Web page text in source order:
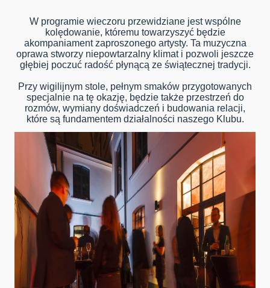
W programie wieczoru przewidziane jest wspólne
kolędowanie, któremu towarzyszyć będzie
akompaniament zaproszonego artysty. Ta muzyczna
oprawa stworzy niepowtarzalny klimat i pozwoli jeszcze
głębiej poczuć radość płynącą ze świątecznej tradycji.
Przy wigilijnym stole, pełnym smaków przygotowanych
specjalnie na tę okazję, będzie także przestrzeń do
rozmów, wymiany doświadczeń i budowania relacji,
które są fundamentem działalności naszego Klubu.